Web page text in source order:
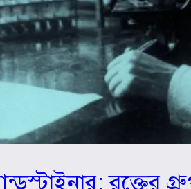
রক্তের